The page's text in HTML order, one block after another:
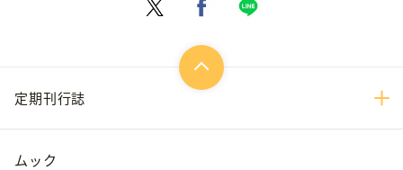
定期刊行誌
ムック